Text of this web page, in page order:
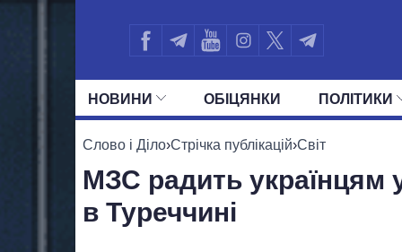
НОВИНИ ОБIЦЯНКИ ПОЛIТИКИ
УСІ ПОЛІТИКИ ПРЕЗИДЕНТ І ОФІС
Слово і Діло›Стрічка публікацій›Світ
МЗС радить українцям
в Туреччині